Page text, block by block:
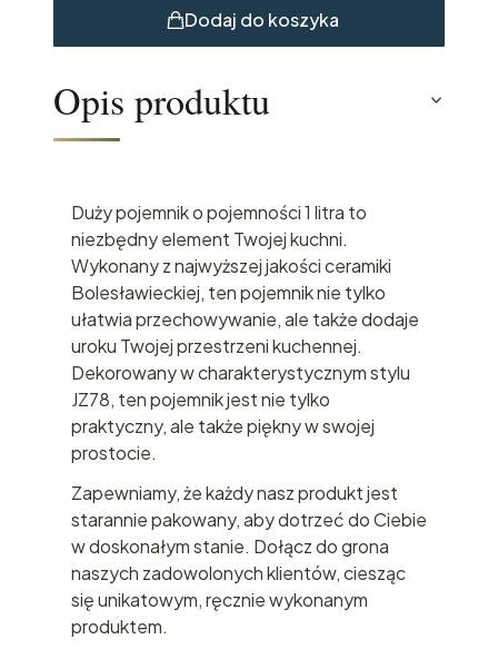
Dodaj do koszyka
Opis produktu
Duży pojemnik o pojemności 1 litra to
niezbędny element Twojej kuchni.
Wykonany z najwyższej jakości ceramiki
Bolesławieckiej, ten pojemnik nie tylko
ułatwia przechowywanie, ale także dodaje
uroku Twojej przestrzeni kuchennej.
Dekorowany w charakterystycznym stylu
JZ78, ten pojemnik jest nie tylko
praktyczny, ale także piękny w swojej
prostocie.
Zapewniamy, że każdy nasz produkt jest
starannie pakowany, aby dotrzeć do Ciebie
w doskonałym stanie. Dołącz do grona
naszych zadowolonych klientów, ciesząc
się unikatowym, ręcznie wykonanym
produktem.